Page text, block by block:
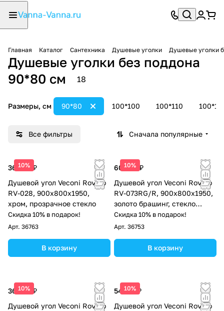
Главная Каталог Сантехника Душевые уголки Душевые уголки
Душевые уголки без поддона
90*80 см
18
Размеры, см 100*100 100*110
90*80
Все фильтры Сначала популярные
10%
36 342 ₽
Душевой угол Veconi Rovigo
RV-028, 900х800х1950,
хром, прозрачное стекло
Скидка 10% в подарок!
Арт. 36763
В корзину
10%
60 585 ₽
Душевой угол Veconi Rovigo
RV-073RG/R, 900х800х1950,
золото брашинг, стекло
дождь
Скидка 10% в подарок!
Арт. 36753
В корзину
10%
36 342 ₽
Душевой угол Veconi Rovigo
10%
54 127 ₽
Душевой угол Veconi Rovigo